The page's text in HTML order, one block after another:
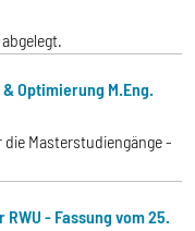
Optimierung M.Eng.
Masterstudiengänge -
- Fassung vom 25.